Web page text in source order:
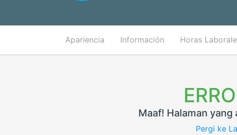
Apariencia Información Horas
Maaf! Halaman
Pergi ke